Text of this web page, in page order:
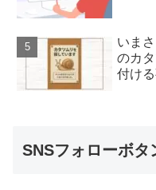
いま
のカ
付け
SNSフォローボタ